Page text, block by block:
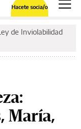
Hacete socia/o
de Inviolabilidad
María,